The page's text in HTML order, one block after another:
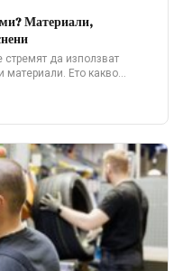
Материали,
да използват
материали. Ето какво…